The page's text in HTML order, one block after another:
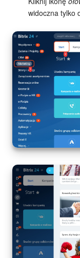
Ustawienia
Subskrypcja
Aplikacja
Widżet
Centrum
Analityka
Baza
CRM +
Wsparcie
widoczna tylko